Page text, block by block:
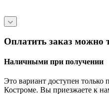
Оплатить заказ можно
Наличными при получении
Это вариант доступен только
Костроме. Вы приезжаете к